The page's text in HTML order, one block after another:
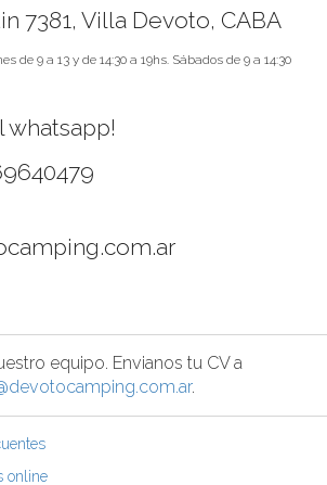
7381, Villa Devoto, CABA
de 9 a 13 y de 14:30 a 19hs. Sábados de 9 a 14:30
whatsapp!
equipo. Envianos tu CV a
.
online